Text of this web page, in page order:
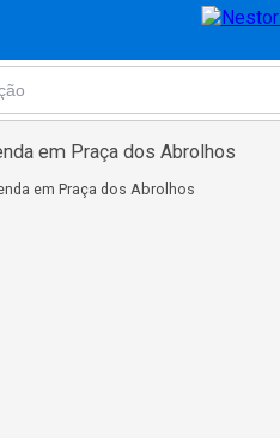
em Praça dos Abrolhos
em Praça dos Abrolhos